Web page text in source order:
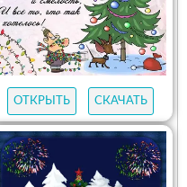
ОТКРЫТЬ СКАЧАТЬ